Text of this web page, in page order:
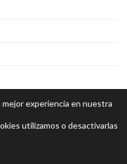
experiencia en nuestra
utilizamos o desactivarlas